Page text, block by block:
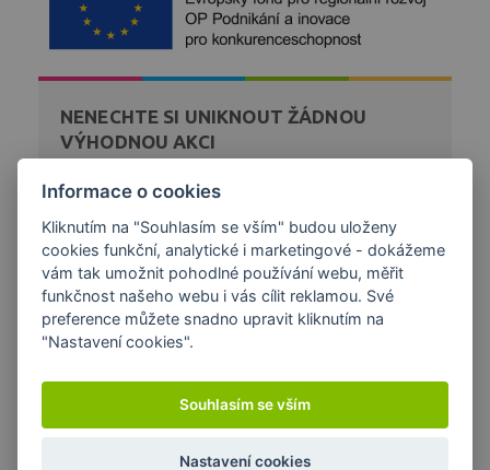
NENECHTE SI UNIKNOUT ŽÁDNOU
VÝHODNOU AKCI
Zaregistrujte se k bezplatnému zasílání novinek a akcí
DÁREK K NÁKUPU
s.r.o.
Informace o cookies
Kliknutím na "Souhlasím se vším" budou uloženy
cookies funkční, analytické i marketingové - dokážeme
vám tak umožnit pohodlné používání webu, měřit
funkčnost našeho webu i vás cílit reklamou. Své
preference můžete snadno upravit kliknutím na
"Nastavení cookies".
Souhlasím se vším
Nastavení cookies